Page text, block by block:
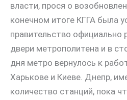
власти, прося о
конечном итоге КГГА была
правительство
двери метрополитена и в
дня метро вернулось к
Харькове и Киеве. Днепр,
количество станций, пока